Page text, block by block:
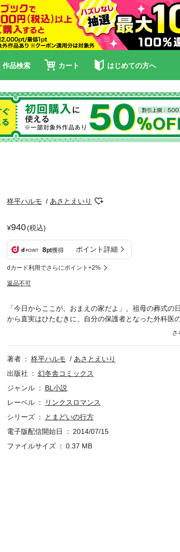
作品検索 カート はじめての方へ
柊平ハルモ あさとえいり
940(税込)
8pt獲得 ポイント詳細
dカード利用でさらにポイント+2%
返品不可
「今日からここが、おまえの家だよ」。祖母の葬式
から直実はひたむきに、自分の保護者となった外科医
人。しかし直実が高校生になった頃から、知之の態度
著者
柊平ハルモ
あさとえいり
出版社
幻冬舎コミックス
ジャンル
BL小説
レーベル
リンクスロマンス
シリーズ
とまどいの行方
電子版配信開始日
2014/07/15
ファイルサイズ
0.37 MB